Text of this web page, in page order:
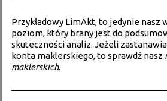
Przykładowy LimAkt, to jedynie nasz
poziom, który brany jest do
skuteczności analiz. Jeżeli
konta maklerskiego, to sprawdź nasz
maklerskich.